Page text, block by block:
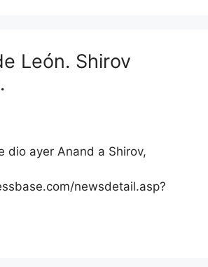
León. Shirov
dio ayer Anand a Shirov,
newsdetail.asp?